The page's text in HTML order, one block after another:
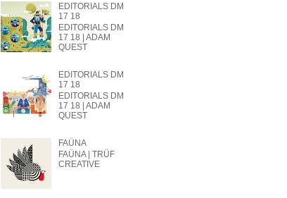
EDITORIALS DM
17 18
EDITORIALS DM
17 18 | ADAM
QUEST
EDITORIALS DM
17 18
EDITORIALS DM
17 18 | ADAM
QUEST
FAÜNA
FAÜNA | TRÜF
CREATIVE